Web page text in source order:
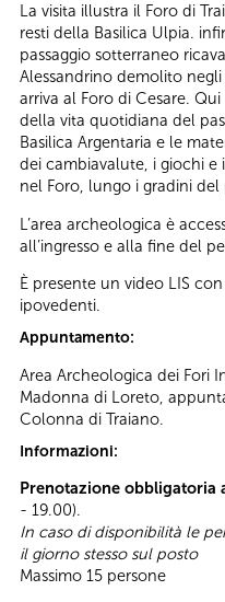
La visita illustra il Foro di
resti della Basilica Ulpia.
passaggio sotterraneo
Alessandrino demolito
arriva al Foro di Cesare.
della vita quotidiana del
Basilica Argentaria e le
dei cambiavalute, i giochi e
nel Foro, lungo i gradini del
L’area archeologica è
all’ingresso e alla fine del
È presente un video LIS
ipovedenti.
Appuntamento:
Area Archeologica dei Fori
Madonna di Loreto,
Colonna di Traiano.
Informazioni:
Prenotazione obbligatoria
- 19.00).
In caso di disponibilità le
il giorno stesso sul posto
Massimo 15 persone